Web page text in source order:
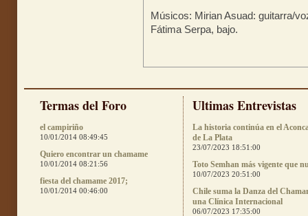
Músicos: Mirian Asuad: guitarra/
Fátima Serpa, bajo.
Termas del Foro
el campiriño
10/01/2014 08:49:45
Quiero encontrar un chamame
10/01/2014 08:21:56
fiesta del chamame 2017;
10/01/2014 00:46:00
Ultimas Entrevistas
La historia continúa en el
de La Plata
23/07/2023 18:51:00
Toto Semhan más vigente que
10/07/2023 20:51:00
Chile suma la Danza del
una Clínica Internacional
06/07/2023 17:35:00